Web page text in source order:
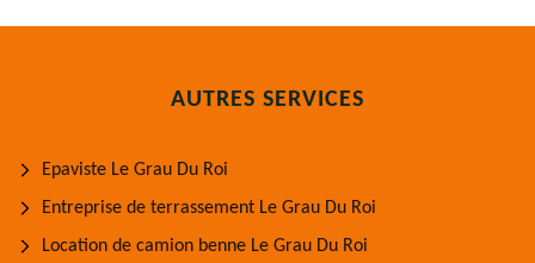
AUTRES SERVICES
Epaviste Le Grau Du Roi
Entreprise de terrassement Le Grau Du Roi
Location de camion benne Le Grau Du Roi